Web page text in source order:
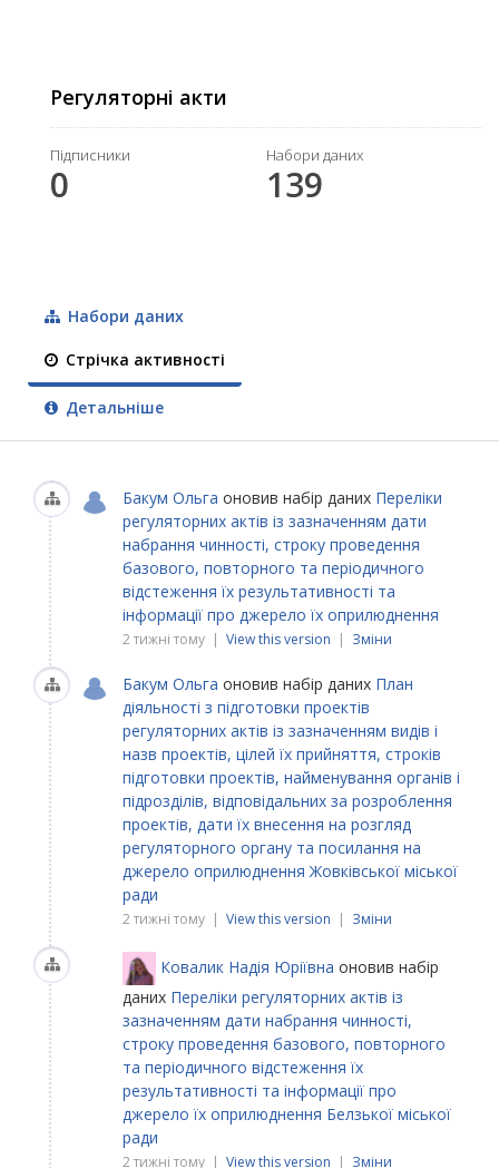
Регуляторні акти
Підписники
0
Набори даних
139
Набори даних
Стрічка активності
Детальніше
Бакум Ольга оновив набір даних Переліки
регуляторних актів із зазначенням дати
набрання чинності, строку проведення
базового, повторного та періодичного
відстеження їх результативності та
інформації про джерело їх оприлюднення
2 тижні тому | View this version | Зміни
Бакум Ольга оновив набір даних План
діяльності з підготовки проектів
регуляторних актів із зазначенням видів і
назв проектів, цілей їх прийняття, строків
підготовки проектів, найменування органів і
підрозділів, відповідальних за розроблення
проектів, дати їх внесення на розгляд
регуляторного органу та посилання на
джерело оприлюднення Жовківської міської
ради
2 тижні тому | View this version | Зміни
Ковалик Надія Юріївна оновив набір
даних Переліки регуляторних актів із
зазначенням дати набрання чинності,
строку проведення базового, повторного
та періодичного відстеження їх
результативності та інформації про
джерело їх оприлюднення Белзької міської
ради
2 тижні тому | View this version | Зміни